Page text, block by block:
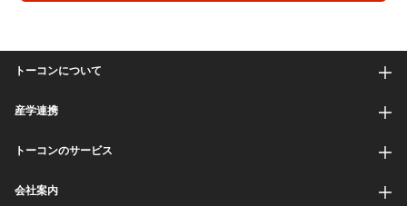
トーコンについて
産学連携
トーコンのサービス
会社案内